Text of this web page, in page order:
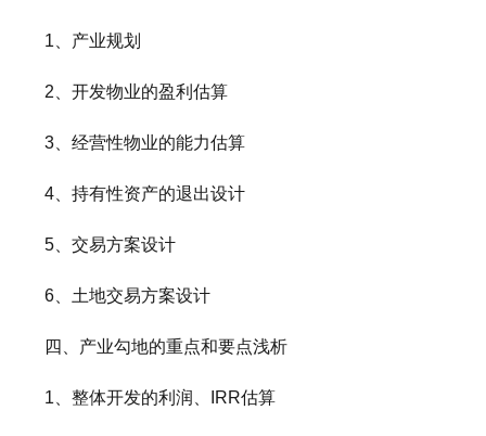
1、产业规划
2、开发物业的盈利估算
3、经营性物业的能力估算
4、持有性资产的退出设计
5、交易方案设计
6、土地交易方案设计
四、产业勾地的重点和要点浅析
1、整体开发的利润、IRR估算